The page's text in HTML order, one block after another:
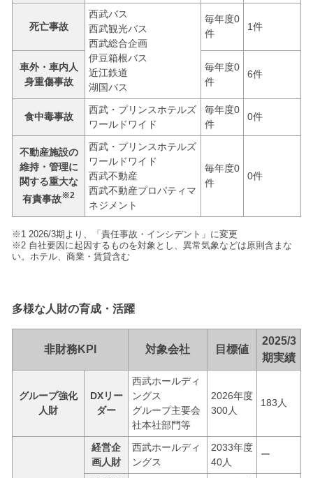
死亡事故
西武バス
西武観光バス
西武総合企画
伊豆箱根バス
近江鉄道
湖国バス
毎年度0
件
1件
車外・車内人
身重傷事故
毎年度0
件
6件
食中毒事故
西武・プリンスホテルズ
ワールドワイド
毎年度0
件
0件
不動産施設の
維持・管理に
関する重大な
有責事故※2
西武・プリンスホテルズ
ワールドワイド
西武不動産
西武不動産プロパティマ
ネジメント
毎年度0
件
0件
※1 2026/3期より、「責任事故・インシデント」に変更
※2 自社要因に起因するものを対象とし、異常気象などは原則含まな
い。ホテル、商業・賃貸含む
多様な人財の育成・活躍
非財務KPI 対象会社 目標値
2025/3
期実績
グループ強化
人財
DXリー
ダー
西武ホールディ
ングス
グループ主要会
社本社部門等
2026年度
300人
183人
経営企
画人財
西武ホールディ
ングス
2033年度
40人
ー